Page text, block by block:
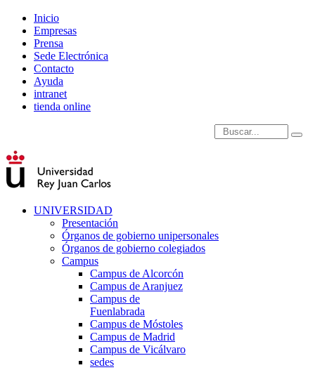
Inicio
Empresas
Prensa
Sede Electrónica
Contacto
Ayuda
intranet
tienda online
Introduce términos de
UNIVERSIDAD
Presentación
Órganos de gobierno unipersonales
Órganos de gobierno colegiados
Campus
Campus de Alcorcón
Campus de Aranjuez
Campus de
Fuenlabrada
Campus de Móstoles
Campus de Madrid
Campus de Vicálvaro
sedes